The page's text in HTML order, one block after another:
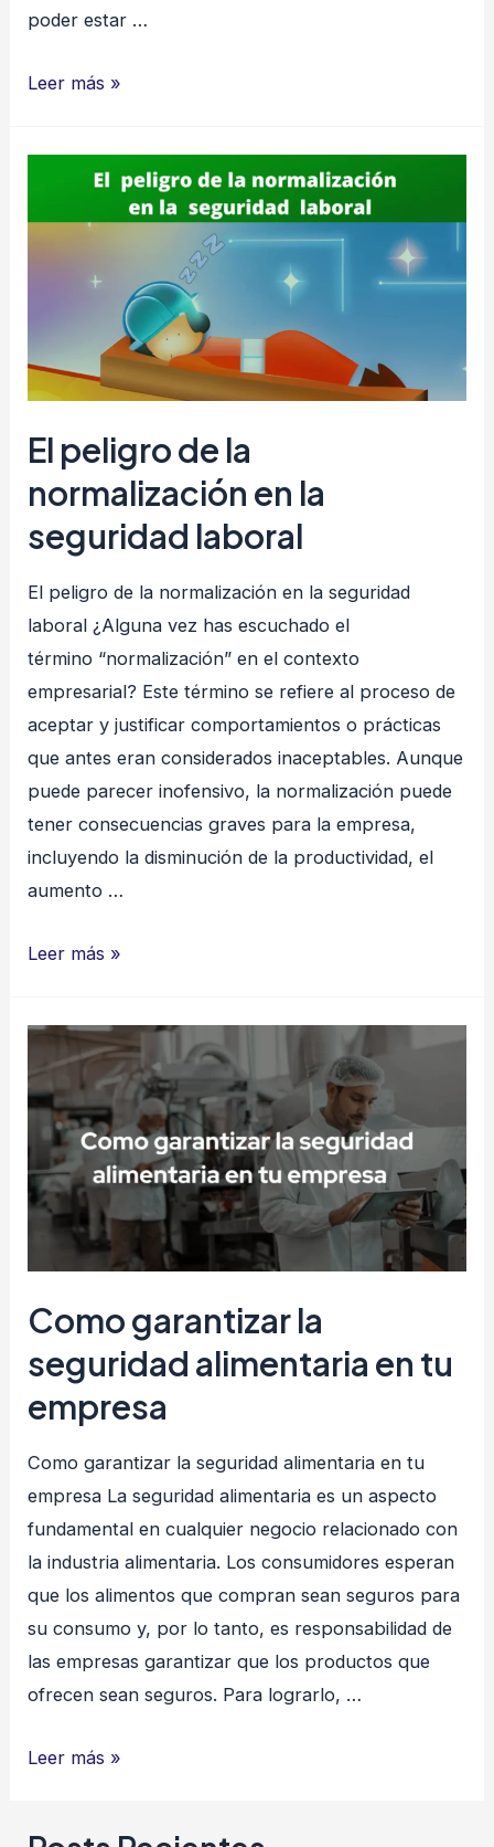
poder estar …
“Impulsando
Trabajo:
Naves
Salta
2023”
Leer más »
El peligro de la
normalización en la
seguridad laboral
El peligro de la normalización en la seguridad
laboral ¿Alguna vez has escuchado el
término “normalización” en el contexto
empresarial? Este término se refiere al proceso de
aceptar y justificar comportamientos o prácticas
que antes eran considerados inaceptables. Aunque
puede parecer inofensivo, la normalización puede
tener consecuencias graves para la empresa,
incluyendo la disminución de la productividad, el
aumento …
El
normalización
en
la
seguridad
laboral
Leer más »
Como garantizar la
seguridad alimentaria en tu
empresa
Como garantizar la seguridad alimentaria en tu
empresa La seguridad alimentaria es un aspecto
fundamental en cualquier negocio relacionado con
la industria alimentaria. Los consumidores esperan
que los alimentos que compran sean seguros para
su consumo y, por lo tanto, es responsabilidad de
las empresas garantizar que los productos que
ofrecen sean seguros. Para lograrlo, …
Como
Leer más »